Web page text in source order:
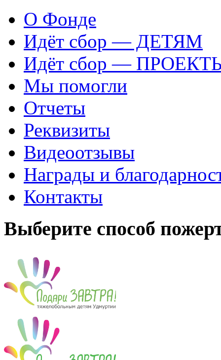
О Фонде
Идёт сбор — ДЕТЯМ
Идёт сбор —
Мы помогли
Отчеты
Реквизиты
Видеоотзывы
Награды и
Контакты
Выберите способ